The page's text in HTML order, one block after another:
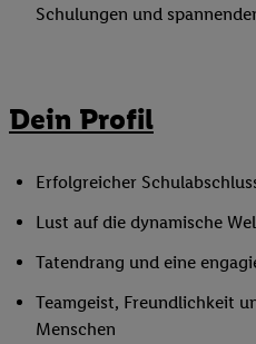
Schulungen und
Dein Profil
Erfolgreicher
Lust auf die dynamische
Tatendrang und eine
Teamgeist, Freundlichkeit
Menschen